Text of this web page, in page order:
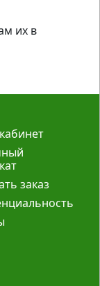
их в
заказ